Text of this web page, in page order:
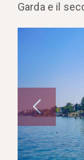
Garda e il